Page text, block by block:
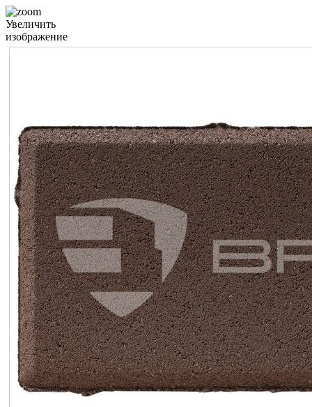
Увеличить
изображение